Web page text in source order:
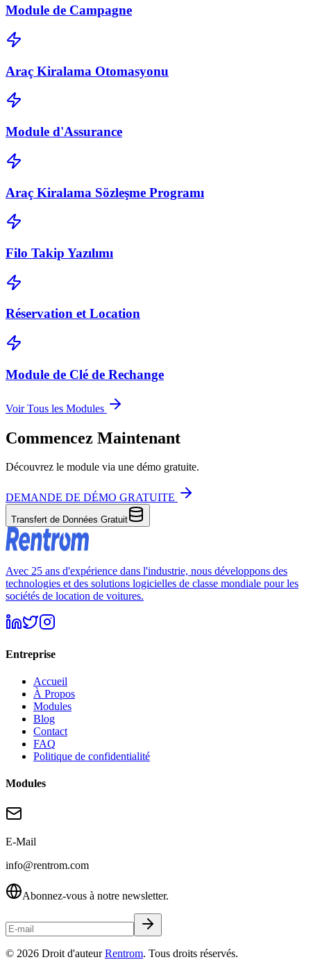
Module de Campagne
Araç Kiralama Otomasyonu
Module d'Assurance
Araç Kiralama Sözleşme Programı
Filo Takip Yazılımı
Réservation et Location
Module de Clé de Rechange
Voir Tous les Modules
Commencez Maintenant
Découvrez le module via une démo gratuite.
DEMANDE DE DÉMO GRATUITE
Transfert de Données Gratuit
Avec 25 ans d'expérience dans l'industrie, nous développons des
technologies et des solutions logicielles de classe mondiale pour les
sociétés de location de voitures.
Entreprise
Accueil
À Propos
Modules
Blog
Contact
FAQ
Politique de confidentialité
Modules
E-Mail
info@rentrom.com
Abonnez-vous à notre newsletter.
© 2026 Droit d'auteur Rentrom. Tous droits réservés.